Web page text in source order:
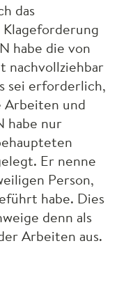
das
habe die von
nachvollziehbar
sei erforderlich,
Arbeiten und
habe nur
Er nenne
Person,
habe. Dies
denn als
Arbeiten aus.